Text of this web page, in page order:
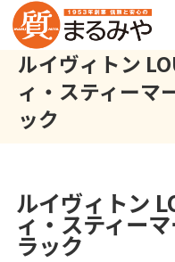
ルイヴィトン
ィ・スティーマ
ック
ルイヴィトン
ィ・スティー
ラック